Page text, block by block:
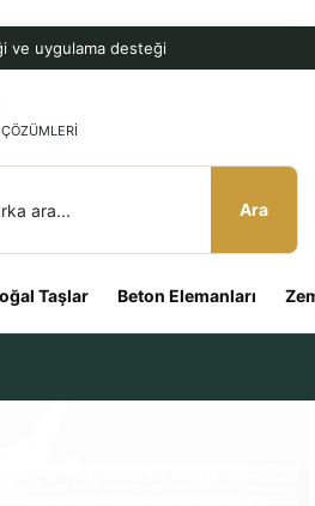
ve uygulama desteği
Ara
Taşlar Beton Elemanları